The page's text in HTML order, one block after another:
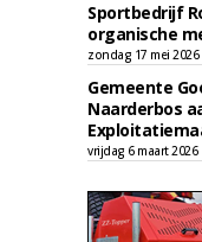
Sportbedrijf
organische
zondag 17 mei 2026
Gemeente
Naarderbos
vrijdag 6 maart 2026